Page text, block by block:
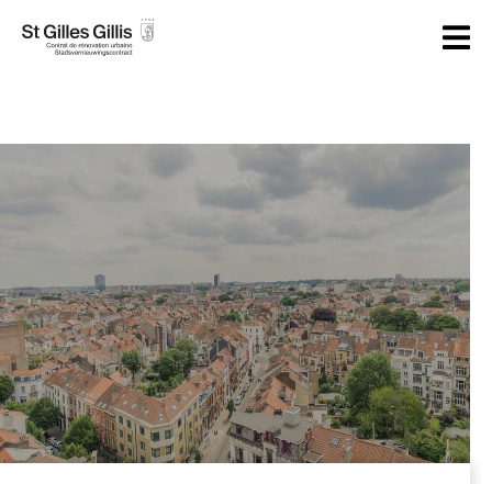
principal